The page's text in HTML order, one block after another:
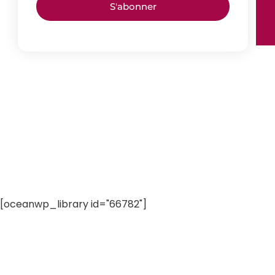
S'abonner
[oceanwp_library id="66782"]